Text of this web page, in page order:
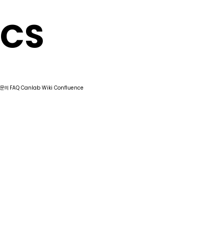
CS
문의 FAQ Canlab Wiki Confluence